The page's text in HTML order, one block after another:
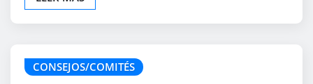
CONSEJOS/COMITÉS